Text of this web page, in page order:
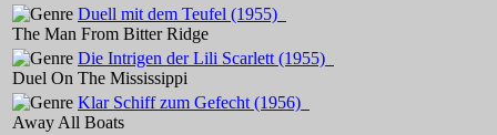
Duell mit dem Teufel (1955)
The Man From Bitter Ridge
Die Intrigen der Lili Scarlett (1955)
Duel On The Mississippi
Klar Schiff zum Gefecht (1956)
Away All Boats